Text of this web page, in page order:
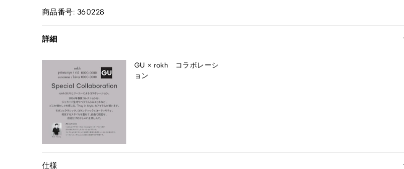
商品番号: 360228
詳細
GU × rokh コラボレーシ
ョン
仕様